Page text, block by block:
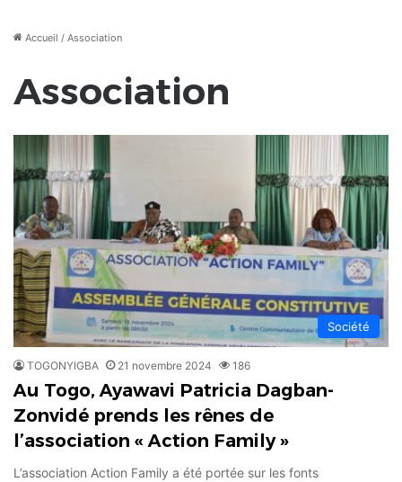
Accueil / Association
Association
Société
TOGONYIGBA 21 novembre 2024 186
Au Togo, Ayawavi Patricia Dagban-
Zonvidé prends les rênes de
l’association « Action Family »
L’association Action Family a été portée sur les fonts